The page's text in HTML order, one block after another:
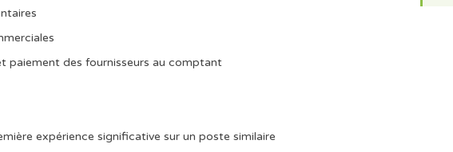
paiement des fournisseurs au comptant
expérience significative sur un poste similaire